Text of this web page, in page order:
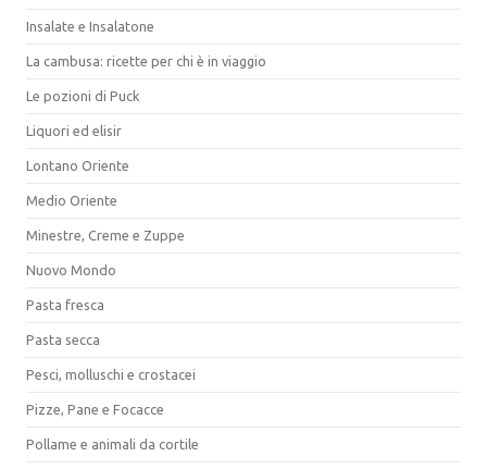
Insalate e Insalatone
La cambusa: ricette per chi è in viaggio
Le pozioni di Puck
Liquori ed elisir
Lontano Oriente
Medio Oriente
Minestre, Creme e Zuppe
Nuovo Mondo
Pasta fresca
Pasta secca
Pesci, molluschi e crostacei
Pizze, Pane e Focacce
Pollame e animali da cortile